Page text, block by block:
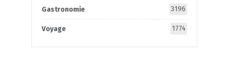
Gastronomie 3196
Voyage 1774